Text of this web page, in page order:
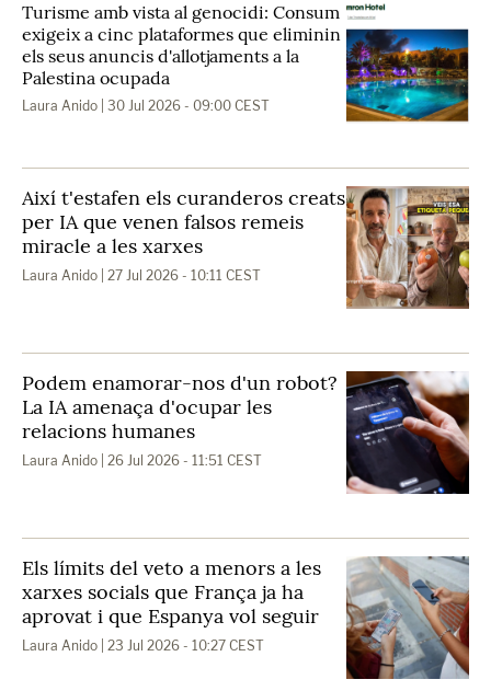
Turisme amb vista al genocidi: Consum
exigeix a cinc plataformes que eliminin
els seus anuncis d'allotjaments a la
Palestina ocupada
Laura Anido | 30 Jul 2026 - 09:00 CEST
Així t'estafen els curanderos creats
per IA que venen falsos remeis
miracle a les xarxes
Laura Anido | 27 Jul 2026 - 10:11 CEST
Podem enamorar-nos d'un robot?
La IA amenaça d'ocupar les
relacions humanes
Laura Anido | 26 Jul 2026 - 11:51 CEST
Els límits del veto a menors a les
xarxes socials que França ja ha
aprovat i que Espanya vol seguir
Laura Anido | 23 Jul 2026 - 10:27 CEST